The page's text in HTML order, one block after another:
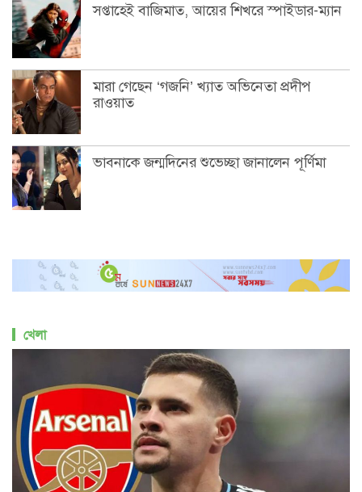
সপ্তাহেই বাজিমাত, আয়ের শিখরে স্পাইডার-ম্যান
মারা গেছেন ‘গজনি’ খ্যাত অভিনেতা প্রদীপ
রাওয়াত
ভাবনাকে জন্মদিনের শুভেচ্ছা জানালেন পূর্ণিমা
খেলা